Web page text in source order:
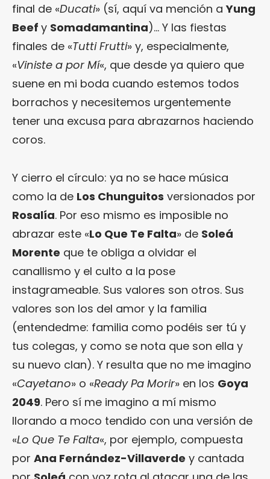
final de «Ducati» (sí, aquí va mención aYung
Beef y Somadamantina)… Y las fiestas
finales de «Tutti Frutti» y, especialmente,
«Viniste a por Mí«, que desde ya quiero que
suene en mi boda cuando estemos todos
borrachos y necesitemos urgentemente
tener una excusa para abrazarnos haciendo
coros.
Y cierro el círculo: ya no se hace música
como la de Los Chunguitos versionados por
Rosalía. Por eso mismo es imposible no
abrazar este «Lo Que Te Falta» de Soleá
Morente que te obliga a olvidar el
canallismo y el culto a la pose
instagrameable. Sus valores son otros. Sus
valores son los del amor y la familia
(entendedme: familia como podéis ser tú y
tus colegas, y como se nota que son ella y
su nuevo clan). Y resulta que no me imagino
«Cayetano» o «Ready Pa Morir» en los Goya
2049. Pero sí me imagino a mí mismo
llorando a moco tendido con una versión de
«Lo Que Te Falta«, por ejemplo, compuesta
por Ana Fernández-Villaverde y cantada